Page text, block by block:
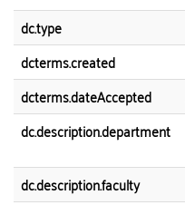
dc.type
dcterms.created
dcterms.dateAccepted
dc.description.department
dc.description.faculty